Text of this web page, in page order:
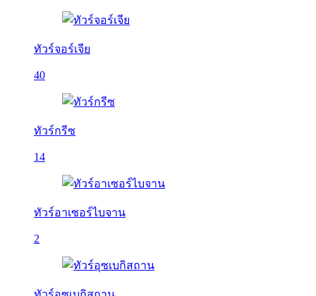
ทัวร์จอร์เจีย
40
ทัวร์กรีซ
14
ทัวร์อาเซอร์ไบจาน
2